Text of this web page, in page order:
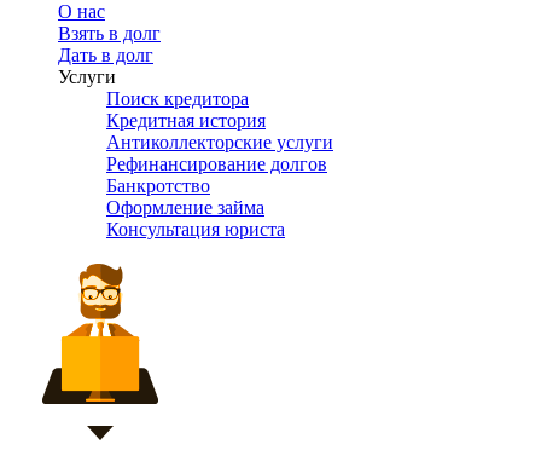
О нас
Взять в долг
Дать в долг
Услуги
Поиск кредитора
Кредитная история
Антиколлекторские услуги
Рефинансирование долгов
Банкротство
Оформление займа
Консультация юриста